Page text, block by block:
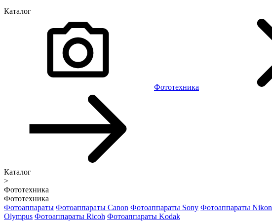
Каталог
Фототехника
Каталог
>
Фототехника
Фототехника
Фотоаппараты Фотоаппараты Canon Фотоаппараты Sony Фотоаппараты Nikon
Olympus Фотоаппараты Ricoh Фотоаппараты Kodak